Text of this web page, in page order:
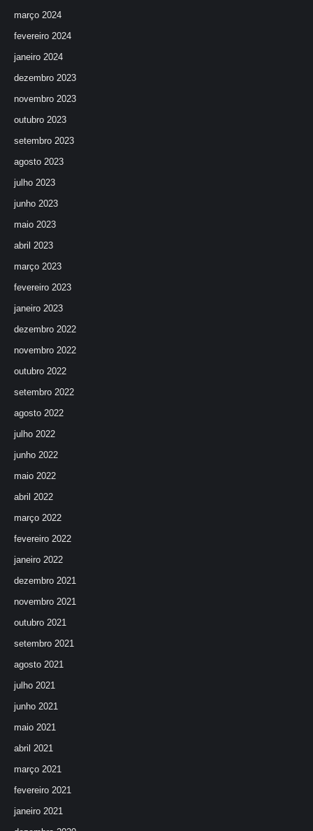
março 2024
fevereiro 2024
janeiro 2024
dezembro 2023
novembro 2023
outubro 2023
setembro 2023
agosto 2023
julho 2023
junho 2023
maio 2023
abril 2023
março 2023
fevereiro 2023
janeiro 2023
dezembro 2022
novembro 2022
outubro 2022
setembro 2022
agosto 2022
julho 2022
junho 2022
maio 2022
abril 2022
março 2022
fevereiro 2022
janeiro 2022
dezembro 2021
novembro 2021
outubro 2021
setembro 2021
agosto 2021
julho 2021
junho 2021
maio 2021
abril 2021
março 2021
fevereiro 2021
janeiro 2021